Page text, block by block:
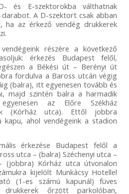
és E-szektorokba válthatnak
darabot. A D-szektort csak abban
ha az érkező vendég drukkerek
részére a következő
érkezés Budapest felől,
a Békési út – Berényi út
fordulva a Baross utcán végig
(balra), itt egyenesen tovább és
majd szintén balra a harmadik
az Előre Székház
(Kórház utca). Ettől jobbra
ahol vendégeink a stadion
érkezése Budapest felől a
utca – (balra) Széchenyi utca –
(jobbra) Kórház utca útvonalon
kijelölt Munkácsy Hotellel
(1-es számú kapunál) füves
őrzött parkolóban,